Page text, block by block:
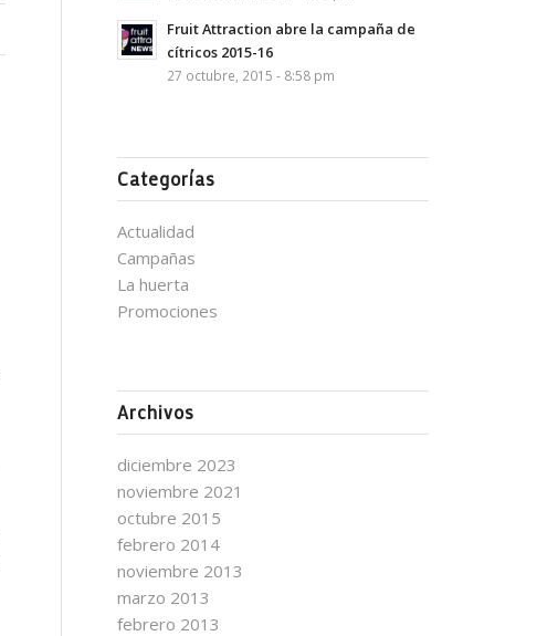
Fruit Attraction abre la campaña de
cítricos 2015-16
27 octubre, 2015 - 8:58 pm
Categorías
Actualidad
Campañas
La huerta
Promociones
Archivos
diciembre 2023
noviembre 2021
octubre 2015
febrero 2014
noviembre 2013
marzo 2013
febrero 2013